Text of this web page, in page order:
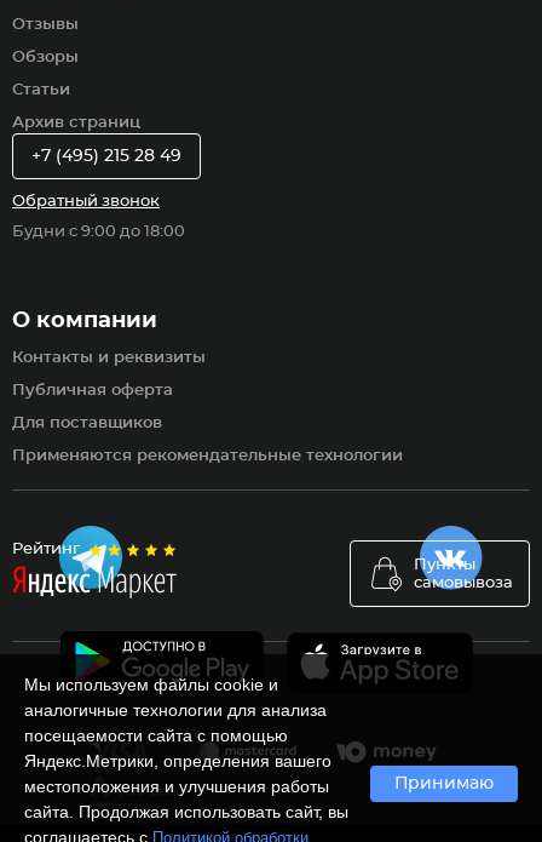
Рейтинг
Пункты
самовывоза
Отзывы
Обзоры
Статьи
Архив страниц
О компании
Контакты и реквизиты
Публичная оферта
Для поставщиков
Применяются рекомендательные технологии
+7 (495) 215 28 49
Обратный звонок
Будни с 9:00 до 18:00
Мы используем файлы cookie и
аналогичные технологии для анализа
посещаемости сайта с помощью
Яндекс.Метрики, определения вашего
местоположения и улучшения работы
сайта. Продолжая использовать сайт, вы
соглашаетесь с Политикой обработки
Принимаю